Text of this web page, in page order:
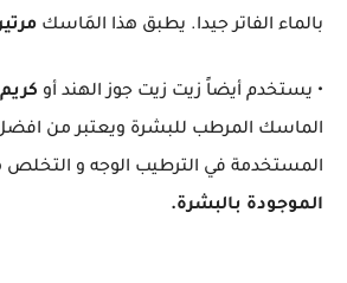
بالماء الفاتر جيدا. يطبق هذا المَاسك
• يستخدم أيضاً زيت زيت جوز الهند أو
الماسك المرطب للبشرة ويعتبر من
المستخدمة في الترطيب الوجه و
الموجودة بالبشرة.